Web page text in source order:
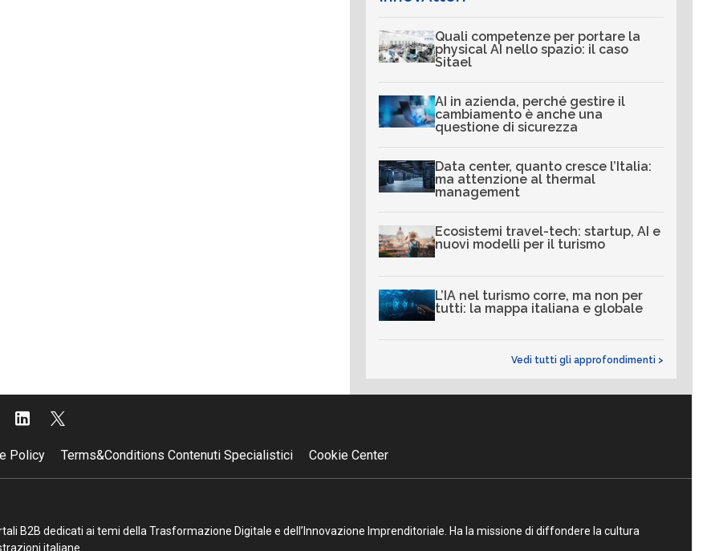
Quali competenze per portare la
physical AI nello spazio: il caso
Sitael
AI in azienda, perché gestire il
cambiamento è anche una
questione di sicurezza
Data center, quanto cresce l’Italia:
ma attenzione al thermal
management
Ecosistemi travel-tech: startup, AI e
nuovi modelli per il turismo
L’IA nel turismo corre, ma non per
tutti: la mappa italiana e globale
Vedi tutti gli approfondimenti >
Policy Terms&Conditions Contenuti Specialistici Cookie Center
B2B dedicati ai temi della Trasformazione Digitale e dell’Innovazione Imprenditoriale. Ha la missione di diffondere la cultura
italiane.